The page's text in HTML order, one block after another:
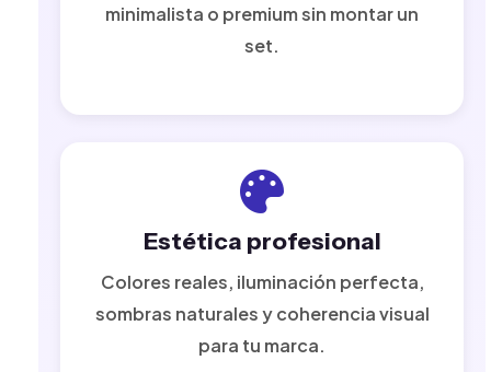
minimalista o premium sin montar un
set.
Estética profesional
Colores reales, iluminación perfecta,
sombras naturales y coherencia visual
para tu marca.